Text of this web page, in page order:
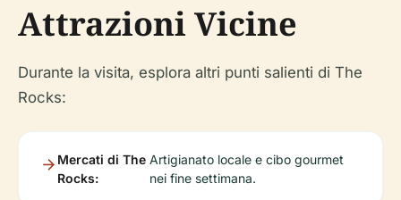
Attrazioni Vicine
Durante la visita, esplora altri punti salienti di The
Rocks:
Mercati di The
Rocks:
Artigianato locale e cibo gourmet
nei fine settimana.